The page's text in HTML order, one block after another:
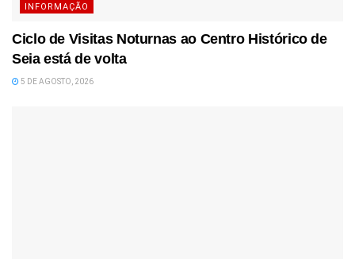
INFORMAÇÃO
Ciclo de Visitas Noturnas ao Centro Histórico de
Seia está de volta
5 DE AGOSTO, 2026